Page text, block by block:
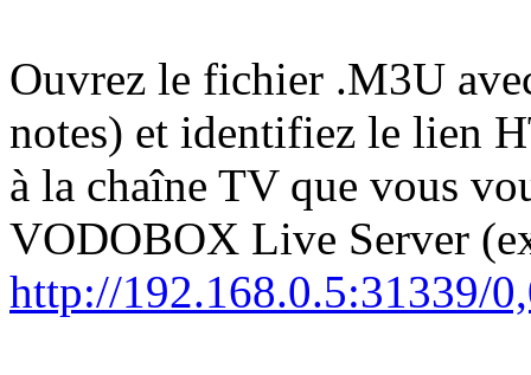
Ouvrez le fichier .M3U
notes) et identifiez le lien
à la chaîne TV que vous
VODOBOX Live Server
http://192.168.0.5:31339/